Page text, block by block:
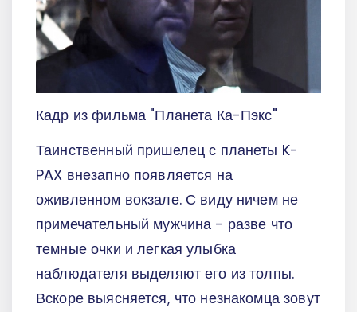
Кадр из фильма "Планета Ка-Пэкс"
Таинственный пришелец с планеты K-
PAX внезапно появляется на
оживленном вокзале. С виду ничем не
примечательный мужчина - разве что
темные очки и легкая улыбка
наблюдателя выделяют его из толпы.
Вскоре выясняется, что незнакомца зовут